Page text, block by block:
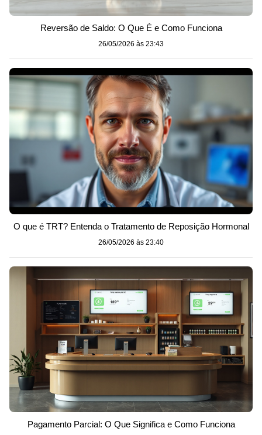
Reversão de Saldo: O Que É e Como Funciona
26/05/2026 às 23:43
O que é TRT? Entenda o Tratamento de Reposição Hormonal
26/05/2026 às 23:40
Pagamento Parcial: O Que Significa e Como Funciona